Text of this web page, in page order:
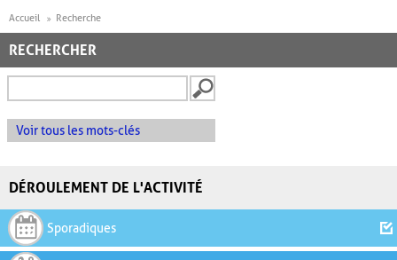
Accueil Recherche
RECHERCHER
Voir tous les mots-clés
DÉROULEMENT DE L'ACTIVITÉ
Sporadiques